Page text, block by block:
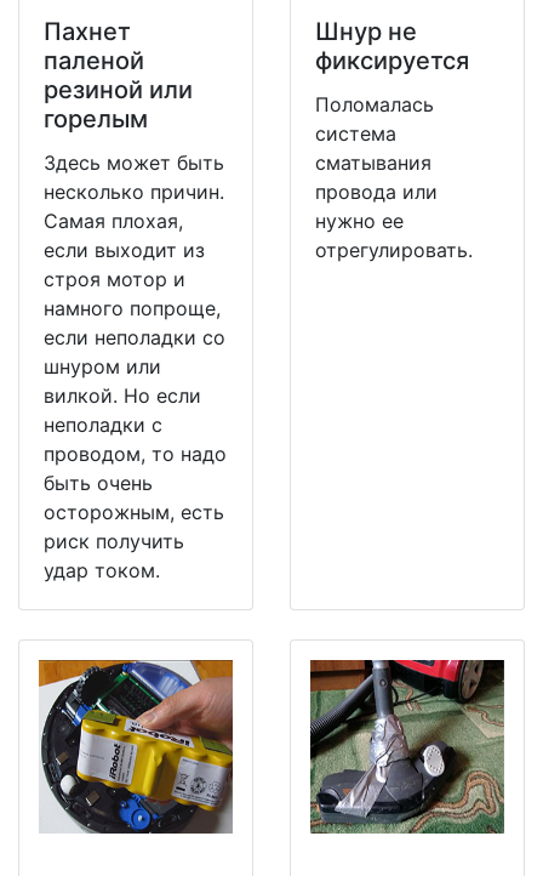
Пахнет
паленой
резиной или
горелым
Здесь может быть
несколько причин.
Самая плохая,
если выходит из
строя мотор и
намного попроще,
если неполадки со
шнуром или
вилкой. Но если
неполадки с
проводом, то надо
быть очень
осторожным, есть
риск получить
удар током.
Шнур не
фиксируется
Поломалась
система
сматывания
провода или
нужно ее
отрегулировать.